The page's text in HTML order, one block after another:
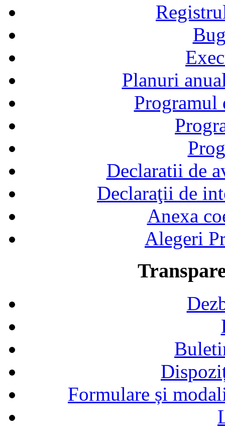
Planuri
Declaratii de
Declaraţii de
Anexa
Alegeri
Formulare și